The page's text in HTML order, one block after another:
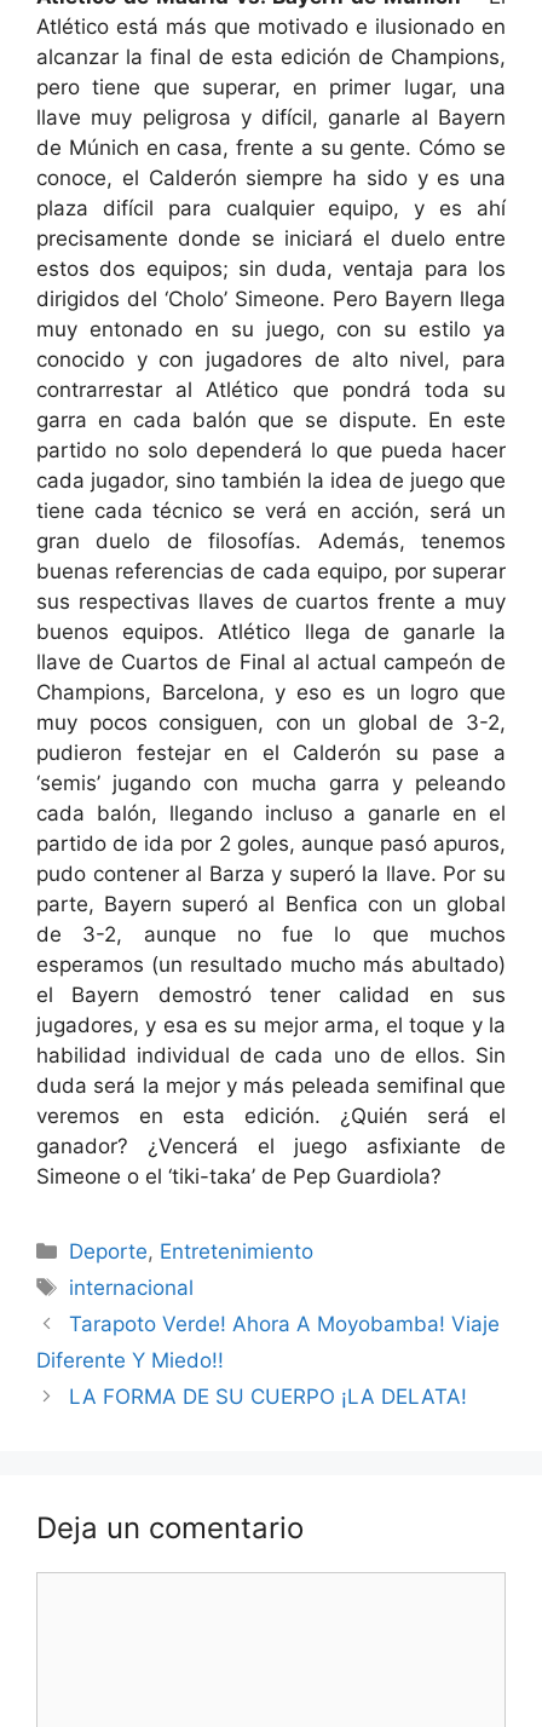
Atlético está más que motivado e ilusionado en
alcanzar la final de esta edición de Champions,
pero tiene que superar, en primer lugar, una
llave muy peligrosa y difícil, ganarle al Bayern
de Múnich en casa, frente a su gente. Cómo se
conoce, el Calderón siempre ha sido y es una
plaza difícil para cualquier equipo, y es ahí
precisamente donde se iniciará el duelo entre
estos dos equipos; sin duda, ventaja para los
dirigidos del ‘Cholo’ Simeone. Pero Bayern llega
muy entonado en su juego, con su estilo ya
conocido y con jugadores de alto nivel, para
contrarrestar al Atlético que pondrá toda su
garra en cada balón que se dispute. En este
partido no solo dependerá lo que pueda hacer
cada jugador, sino también la idea de juego que
tiene cada técnico se verá en acción, será un
gran duelo de filosofías. Además, tenemos
buenas referencias de cada equipo, por superar
sus respectivas llaves de cuartos frente a muy
buenos equipos. Atlético llega de ganarle la
llave de Cuartos de Final al actual campeón de
Champions, Barcelona, y eso es un logro que
muy pocos consiguen, con un global de 3-2,
pudieron festejar en el Calderón su pase a
‘semis’ jugando con mucha garra y peleando
cada balón, llegando incluso a ganarle en el
partido de ida por 2 goles, aunque pasó apuros,
pudo contener al Barza y superó la llave. Por su
parte, Bayern superó al Benfica con un global
de 3-2, aunque no fue lo que muchos
esperamos (un resultado mucho más abultado)
el Bayern demostró tener calidad en sus
jugadores, y esa es su mejor arma, el toque y la
habilidad individual de cada uno de ellos. Sin
duda será la mejor y más peleada semifinal que
veremos en esta edición. ¿Quién será el
ganador? ¿Vencerá el juego asfixiante de
Simeone o el ‘tiki-taka’ de Pep Guardiola?
Categorías
Deporte, Entretenimiento
Etiquetas
internacional
Tarapoto Verde! Ahora A Moyobamba! Viaje
Diferente Y Miedo!!
LA FORMA DE SU CUERPO ¡LA DELATA!
Deja un comentario